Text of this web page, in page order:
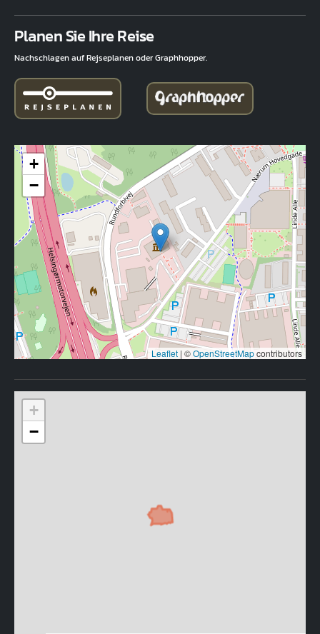
Planen Sie Ihre Reise
Nachschlagen auf Rejseplanen oder Graphhopper.
+
−
Leaflet | ©OpenStreetMapcontributors
+
−